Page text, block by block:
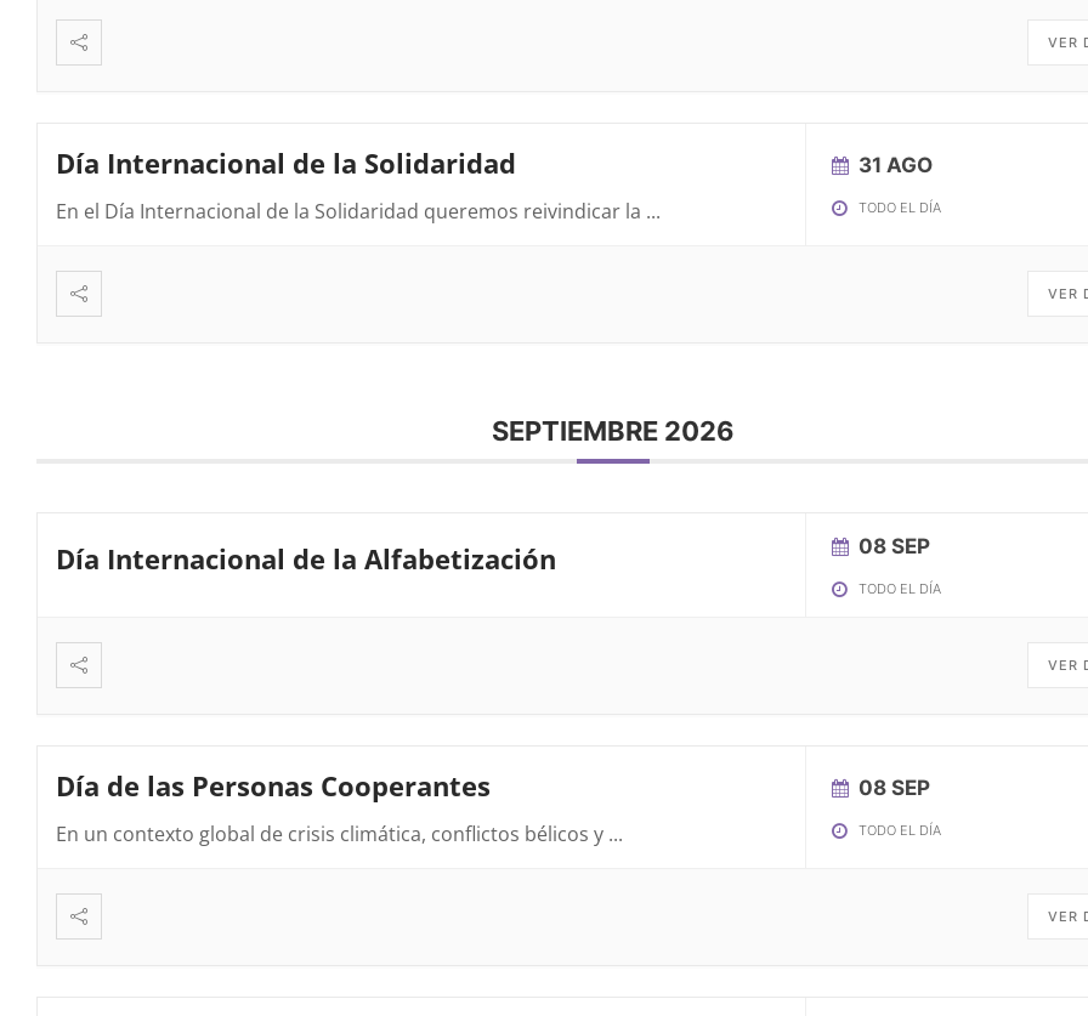
VER
Día Internacional de la Solidaridad
En el Día Internacional de la Solidaridad queremos reivindicar la ...
31 AGO
TODO EL DÍA
VER
SEPTIEMBRE 2026
Día Internacional de la Alfabetización 08 SEP
TODO EL DÍA
VER
Día de las Personas Cooperantes
En un contexto global de crisis climática, conflictos bélicos y ...
08 SEP
TODO EL DÍA
VER